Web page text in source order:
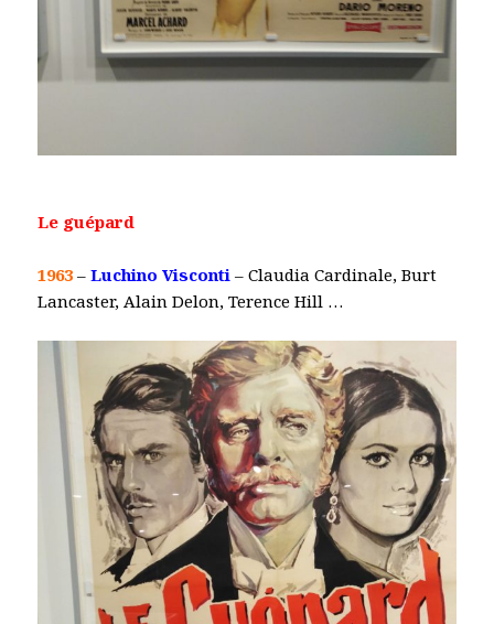
Le guépard
1963 –Luchino Visconti – Claudia Cardinale, Burt
Lancaster, Alain Delon, Terence Hill …